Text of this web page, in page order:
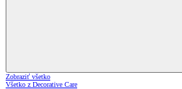
Zobraziť všetko
Všetko z Decorative Care